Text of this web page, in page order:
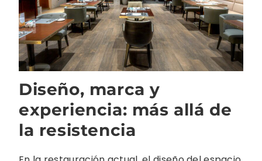
Diseño, marca y
experiencia: más allá de
la resistencia